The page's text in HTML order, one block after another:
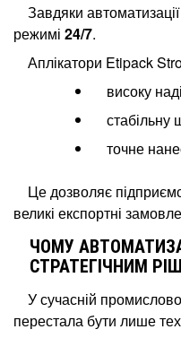
Завдяки
режимі 24/7.
Аплікатори Etipack
високу
стабільну
точне
Це дозволяє
великі експортні
ЧОМУ
СТРАТЕГІЧНИМ
У сучасній
перестала бути лише